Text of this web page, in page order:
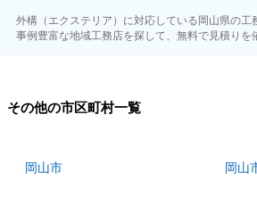
外構（エクステリア）に対応している岡山県の工
事例豊富な地域工務店を探して、無料で見積りを
その他の市区町村一覧
岡山市 岡山